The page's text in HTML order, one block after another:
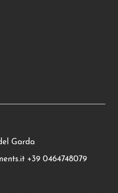
Garda
+39 0464748079